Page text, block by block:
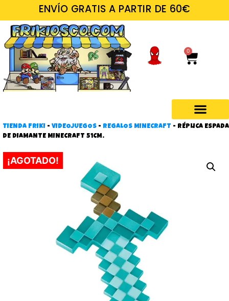
ENVÍO GRATIS A PARTIR DE 60€
0
TIENDA FRIKI - VIDEOJUEGOS - REGALOS MINECRAFT - RÉPLICA ESPADA
DE DIAMANTE MINECRAFT 51CM.
¡AGOTADO!